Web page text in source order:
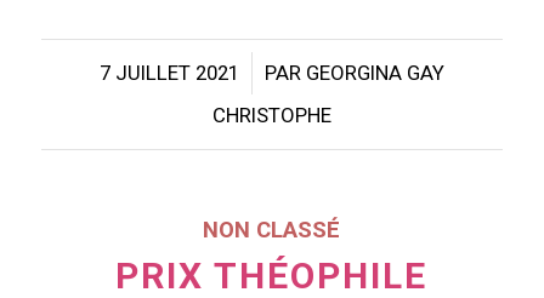
7 JUILLET 2021
/ PAR GEORGINA GAY
CHRISTOPHE
NON CLASSÉ
PRIX THÉOPHILE